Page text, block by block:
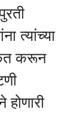
त्यांच्या
करून
होणारी